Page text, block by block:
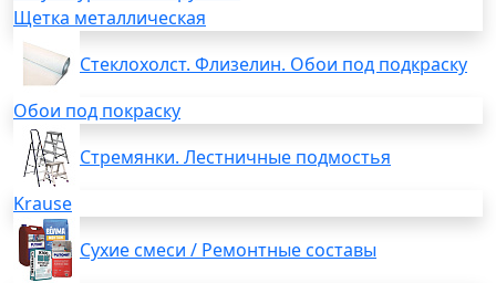
Щетка металлическая
Стеклохолст. Флизелин. Обои под подкраску
Обои под покраску
Стремянки. Лестничные подмостья
Krause
Сухие смеси / Ремонтные составы